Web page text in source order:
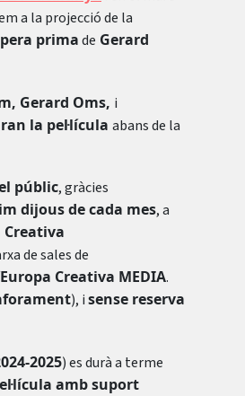
a la projecció de la
primade Gerard
Gerard Oms, i
la pel·lícula abans de la
públic, gràcies
dijous de cada mes, a
Creativa
de sales de
Creativa MEDIA.
), isense reserva
2025) es durà a terme
amb suport